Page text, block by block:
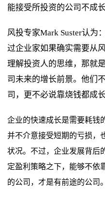
能接受所投资的公司不成长
风投专家Mark Suster认为
过企业家如果确实需要从
理解投资人的思维，那就
司未来的增长前景。他们
司，更不必说靠烧钱都成
企业的快速成长是需要耗钱
并不介意接受短期的亏损，
状况。不过，企业发展背后
定盈利策略之下，能够不依
的公司，才是有前途的公司。